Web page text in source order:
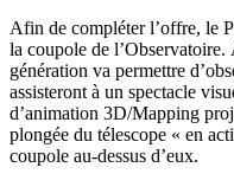
Afin de compléter l’offre, le
la coupole de
génération va permettre
assisteront à un spectacle
d’animation 3D/Mapping
plongée du télescope « en
coupole au-dessus d’eux.